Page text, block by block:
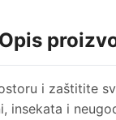
Opis
i zaštitite
insekata i